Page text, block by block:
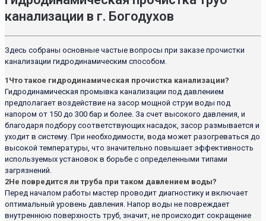
канализации в г. Богодухов
Здесь собраны основные частые вопросы при заказе прочистки
канализации гидродинамическим способом.
1 Что такое гидродинамическая прочистка канализации?
Гидродинамическая промывка канализации под давлением
предполагает воздействие на засор мощной струи воды под
напором от 150 до 300 бар и более. За счет высокого давления, и
благодаря подбору соответствующих насадок, засор размывается и
уходит в систему. При необходимости, вода может разогреваться до
высокой температуры, что значительно повышает эффективность
используемых установок в борьбе с определенными типами
загрязнений.
2Не повредится ли труба при таком давлением воды?
Перед началом работы мастер проводит диагностику и включает
оптимальный уровень давления. Напор воды не повреждает
внутреннюю поверхность труб, значит, не происходит сокращение